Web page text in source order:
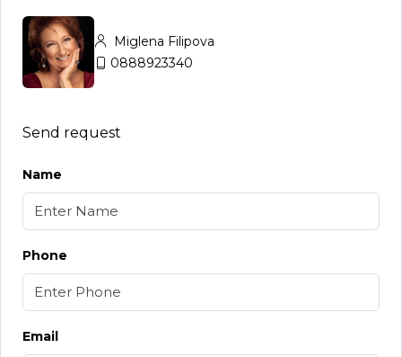
Miglena Filipova
0888923340
Send request
Name
Phone
Email